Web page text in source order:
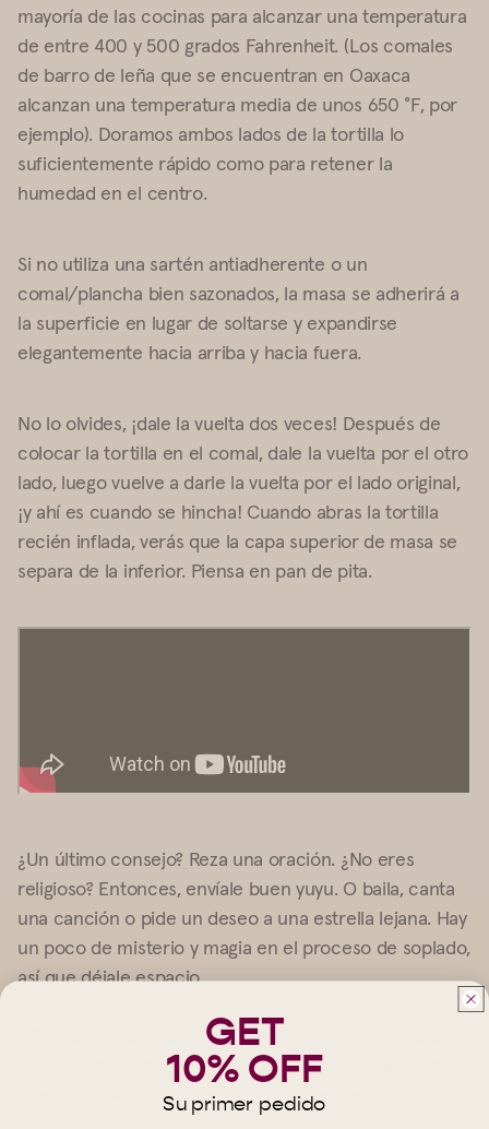
mayoría de las cocinas para alcanzar una temperatura
de entre 400 y 500 grados Fahrenheit. (Los comales
de barro de leña que se encuentran en Oaxaca
alcanzan una temperatura media de unos 650 °F, por
ejemplo). Doramos ambos lados de la tortilla lo
suficientemente rápido como para retener la
humedad en el centro.
Si no utiliza una sartén antiadherente o un
comal/plancha bien sazonados, la masa se adherirá a
la superficie en lugar de soltarse y expandirse
elegantemente hacia arriba y hacia fuera.
No lo olvides, ¡dale la vuelta dos veces! Después de
colocar la tortilla en el comal, dale la vuelta por el otro
lado, luego vuelve a darle la vuelta por el lado original,
¡y ahí es cuando se hincha! Cuando abras la tortilla
recién inflada, verás que la capa superior de masa se
separa de la inferior. Piensa en pan de pita.
¿Un último consejo? Reza una oración. ¿No eres
religioso? Entonces, envíale buen yuyu. O baila, canta
una canción o pide un deseo a una estrella lejana. Hay
un poco de misterio y magia en el proceso de soplado,
así que déjale espacio.
Aunque el hecho de que la tortilla se hinche es
un buen indicador de que está bien hecha, una tortilla
que no se hincha puede estar igual de deliciosa.
GET
10% OFF
Su primer pedido